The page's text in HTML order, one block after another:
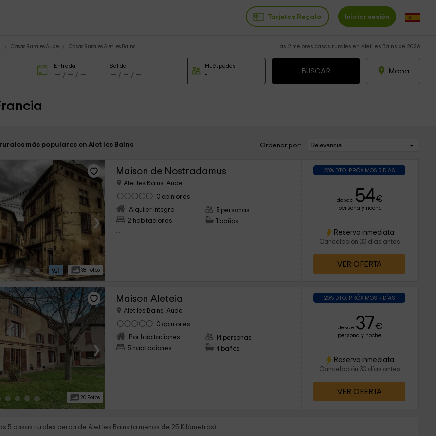
Tarjetas Regalo Iniciar sesión
Casas Rurales Aude Casas Rurales Alet les Bains Las 2 mejores casas rurales en Alet les Bains de 2026
Entrada Salida Huéspedes
Mapa
más populares en Alet les Bains Ordenar por:
›
38 Fotos
Maison de Nostradamus
Alet les Bains, Aude
0 opiniones
Alquiler íntegro
2 habitaciones
5 personas
1 baños
...
20% DTO. PRÓXIMOS 7 DÍAS
desde 54€
persona y noche
Reserva inmediata
Cancelación 30 días antes
VER OFERTA
›
20 Fotos
Maison Aleteia
Alet les Bains, Aude
0 opiniones
Por habitaciones
5 habitaciones
14 personas
4 baños
...
20% DTO. PRÓXIMOS 7 DÍAS
desde 37€
persona y noche
Reserva inmediata
Cancelación 30 días antes
VER OFERTA
5 casas rurales cerca de Alet les Bains (a menos de 25 Kilómetros)